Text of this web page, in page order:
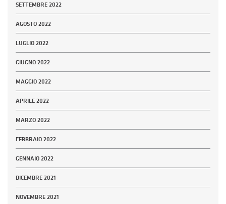
SETTEMBRE 2022
AGOSTO 2022
LUGLIO 2022
GIUGNO 2022
MAGGIO 2022
APRILE 2022
MARZO 2022
FEBBRAIO 2022
GENNAIO 2022
DICEMBRE 2021
NOVEMBRE 2021